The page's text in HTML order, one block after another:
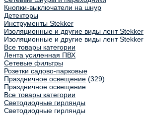
Кнопки-выключатели на шнур
Детекторы
Инструменты Stekker
Изоляционные и другие виды лент Stekker
Изоляционные и другие виды лент Stekker
Все товары категории
Лента усиленная ПВХ
Сетевые фильтры
Розетки садово-парковые
Праздничное освещение (329)
Праздничное освещение
Все товары категории
Светодиодные гирлянды
Светодиодные гирлянды